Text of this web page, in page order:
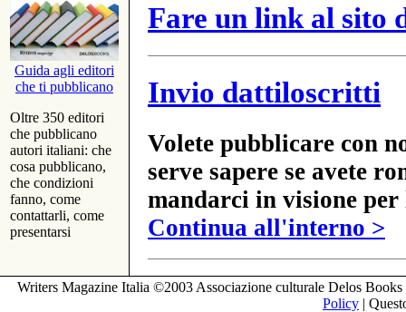
Guida agli editori
che ti pubblicano
Oltre 350 editori
che pubblicano
autori italiani: che
cosa pubblicano,
che condizioni
fanno, come
contattarli, come
presentarsi
Fare un link al sito
Invio dattiloscritti
Volete pubblicare con
serve sapere se avete
mandarci in visione
Continua all'interno >
Writers Magazine Italia ©2003 Associazione culturale Delos
Policy |